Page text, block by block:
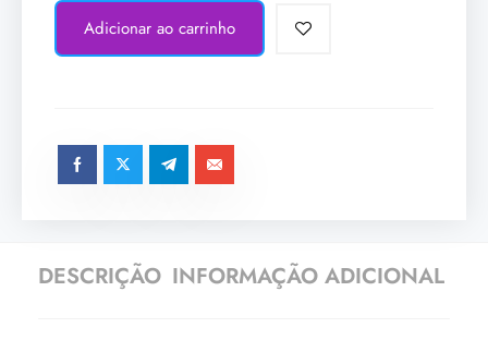
Adicionar ao carrinho
DESCRIÇÃO INFORMAÇÃO ADICIONAL